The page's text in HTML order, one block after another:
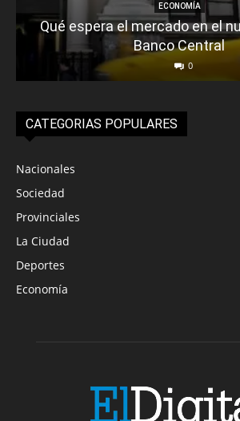
ECONOMÍA
Qué espera el mercado en el
Banco Central
0
CATEGORIAS POPULARES
Nacionales
Sociedad
Provinciales
La Ciudad
Deportes
Economía